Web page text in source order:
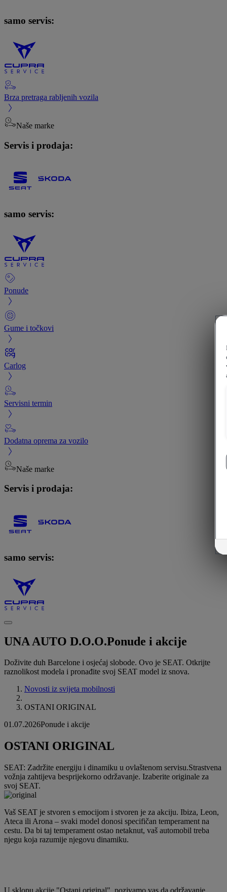
samo servis:
Brza pretraga rabljenih vozila
Naše marke
Servis i prodaja:
samo servis:
Ponude
Gume i točkovi
Carlog
Servisni termin
Dodatna oprema za vozilo
Naše marke
Servis i prodaja:
samo servis:
UNA AUTO D.O.O.Ponude i akcije
Doživite duh Barcelone i osjećaj slobode. Ovo je SEAT. Otkrijte
raznolikost modela i pronađite svoj SEAT model iz snova.
Novosti iz svijeta mobilnosti
OSTANI ORIGINAL
01.07.2026Ponude i akcije
OSTANI ORIGINAL
SEAT: Zadržite energiju i dinamiku u ovlaštenom servisu.Strastvena
vožnja zahtijeva besprijekorno održavanje. Izaberite originale za
svoj SEAT.
Vaš SEAT je stvoren s emocijom i stvoren je za akciju. Ibiza, Leon,
Ateca ili Arona – svaki model donosi specifičan temperament na
cestu. Da bi taj temperament ostao netaknut, vaš automobil treba
njegu koja razumije njegovu dinamiku.